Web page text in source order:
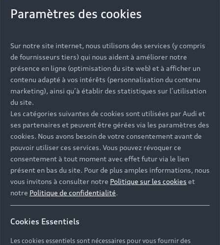
Paramètres des cookies
Sur notre site internet, nous utilisons des services (y compris
de fournisseurs tiers) qui nous aident à améliorer notre
présence en ligne (optimisation du site web) et à afficher un
contenu adapté à vos intérêts (personnalisation du contenu
marketing), ainsi qu’à établir des statistiques sur l’utilisation
du site.
Les catégories suivantes de cookies sont utilisées par Audi et
ses partenaires et peuvent être gérées via les paramètres des
cookies. Nous avons besoin de votre consentement avant de
pouvoir utiliser ces services. Vous pouvez révoquer ce
consentement à tout moment avec effet futur via le lien
présent en bas du site. Pour de plus amples informations, nous
vous invitons à consulter notre Politique sur les cookies et
notre Politique de confidentialité.
Cookies Essentiels
Les cookies essentiels sont nécessaires pour vous fournir des